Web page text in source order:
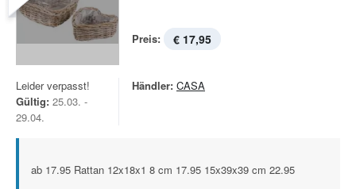
Preis: € 17,95
Leider verpasst!
Gültig: 25.03. -
29.04.
Händler: CASA
ab 17.95 Rattan 12x18x1 8 cm 17.95 15x39x39 cm 22.95